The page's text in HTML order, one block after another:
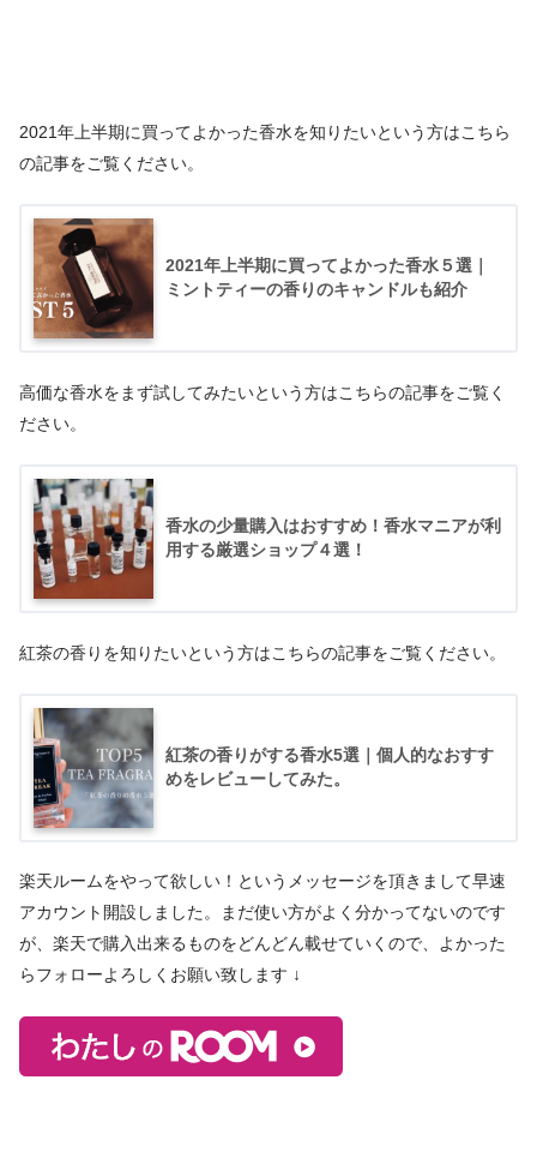
2021年上半期に買ってよかった香水を知りたいという方はこちら
の記事をご覧ください。
2021年上半期に買ってよかった香水５選｜
ミントティーの香りのキャンドルも紹介
高価な香水をまず試してみたいという方はこちらの記事をご覧く
ださい。
香水の少量購入はおすすめ！香水マニアが利
用する厳選ショップ４選！
紅茶の香りを知りたいという方はこちらの記事をご覧ください。
紅茶の香りがする香水5選｜個人的なおすす
めをレビューしてみた。
楽天ルームをやって欲しい！というメッセージを頂きまして早速
アカウント開設しました。まだ使い方がよく分かってないのです
が、楽天で購入出来るものをどんどん載せていくので、よかった
らフォローよろしくお願い致します ↓